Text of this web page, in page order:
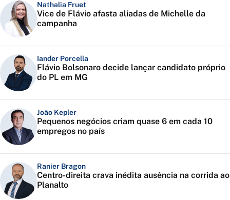
Nathalia Fruet
Vice de Flávio afasta aliadas de Michelle da
campanha
Iander Porcella
Flávio Bolsonaro decide lançar candidato próprio
do PL em MG
João Kepler
Pequenos negócios criam quase 6 em cada 10
empregos no país
Ranier Bragon
Centro-direita crava inédita ausência na corrida ao
Planalto